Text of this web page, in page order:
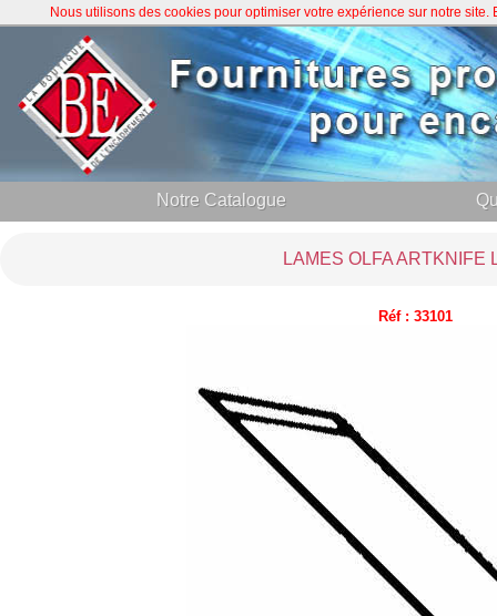
Notre Catalogue
LAMES OLFA ARTKNIFE
Réf : 33101
Nous utilisons des cookies pour optimiser votre expérience sur notre